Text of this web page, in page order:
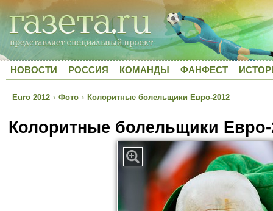
НОВОСТИ РОССИЯ КОМАНДЫ ФАНФЕСТ
Euro 2012 › Фото › Колоритные болельщики Евро-2012
Колоритные болельщики Евро-